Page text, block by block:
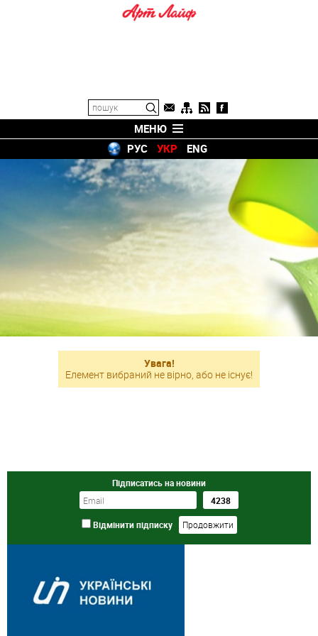
МЕНЮ
РУС
УКР ENG
Увага!
Елемент вибраний не вірно, або не існує!
Підписатись на новини
Відмінити підписку